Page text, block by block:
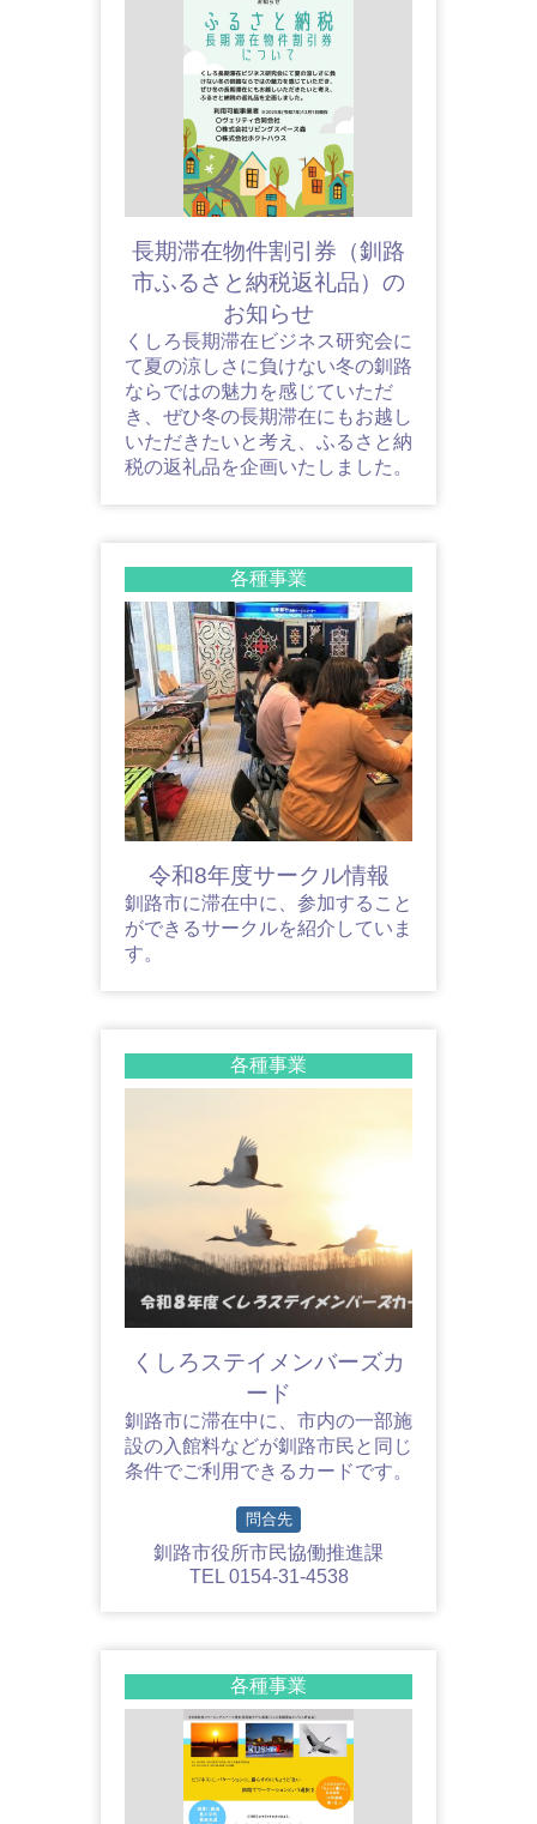
長期滞在物件割引券（釧路
市ふるさと納税返礼品）の
お知らせ
くしろ長期滞在ビジネス研究会に
て夏の涼しさに負けない冬の釧路
ならではの魅力を感じていただ
き、ぜひ冬の長期滞在にもお越し
いただきたいと考え、ふるさと納
税の返礼品を企画いたしました。
各種事業
令和8年度サークル情報
釧路市に滞在中に、参加すること
ができるサークルを紹介していま
す。
各種事業
くしろステイメンバーズカ
ード
釧路市に滞在中に、市内の一部施
設の入館料などが釧路市民と同じ
条件でご利用できるカードです。
問合先
釧路市役所市民協働推進課
TEL 0154-31-4538
各種事業